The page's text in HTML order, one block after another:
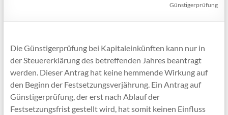
Günstigerprüfung
Die Günstigerprüfung bei Kapitaleinkünften kann nur in
der Steuererklärung des betreffenden Jahres beantragt
werden. Dieser Antrag hat keine hemmende Wirkung auf
den Beginn der Festsetzungsverjährung. Ein Antrag auf
Günstigerprüfung, der erst nach Ablauf der
Festsetzungsfrist gestellt wird, hat somit keinen Einfluss